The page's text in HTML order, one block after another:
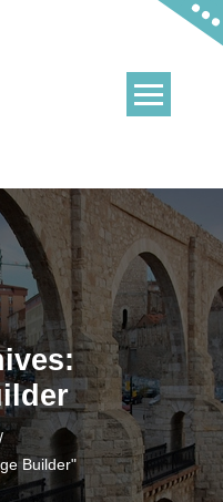
Puebla de Valverde
Builder"